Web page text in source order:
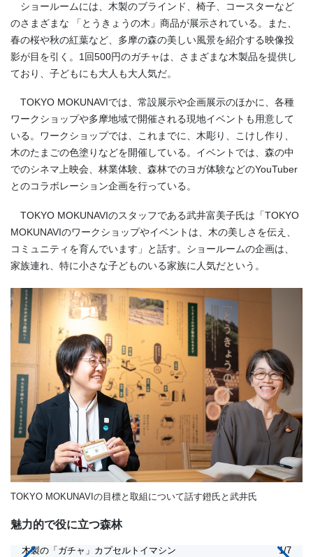
ショールームには、木製のブラインド、椅子、コースターなど
のさまざまな 「とうきょうの木」商品が展示されている。また、
春の桜や秋の紅葉など、多摩の森の美しい風景を紹介する映像投
影が目を引く。1回500円のガチャは、さまざまな木製品を提供し
ており、子どもにも大人も大人気だ。
TOKYO MOKUNAVIでは、常設展示や企画展示のほかに、各種
ワークショップや多摩地域で開催される現地イベントも用意して
いる。ワークショップでは、これまでに、木彫り、こけし作り、
木のたまごの色塗りなどを開催している。イベントでは、森の中
でのシネマ上映会、林業体験、森林でのヨガ体験などのYouTuber
とのコラボレーション企画を行っている。
TOKYO MOKUNAVIのスタッフである武井富美子氏は「TOKYO
MOKUNAVIのワークショップやイベントは、木の美しさを伝え、
コミュニティを育んでいます」と話す。ショールームの企画は、
家族連れ、特に小さな子どものいる家族に人気だという。
TOKYO MOKUNAVIの目標と取組について話す鐙氏と武井氏
魅力的で役に立つ森林
木製の「ガチャ」カプセルトイマシン 1/7